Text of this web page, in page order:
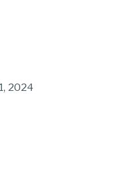
2024